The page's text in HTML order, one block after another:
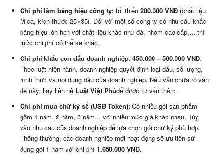
Chi phí làm bảng hiệu công ty: tối thiểu 200.000 VNĐ (chất liệu
Mica, kích thước 25×35). Đối với một số công ty có nhu cầu khắc
bảng hiệu lớn hơn với chất liệu khác như đá, nhôm cao cấp,… thì
mức chi phí có thể sẽ khác.
Chi phí khắc con dấu doanh nghiệp: 450.000 – 500.000 VNĐ.
Theo luật hiện hành, doanh nghiệp quyết định loại dấu, số lượng,
hình thức và nội dung dấu của doanh nghiệp. Nếu vẫn chưa rõ vấn
đề này, hãy liên hệ Luật Việt Phúđể được tư vấn thêm.
Chi phí mua chữ ký số (USB Token): Có nhiều gói sản phẩm
gồm 1 năm, 2 năm, 3 năm,.. với nhiều mức giá khác nhau. Tùy
vào nhu cầu của doanh nghiệp để lựa chọn gói chữ ký phù hợp.
Thông thường, các doanh nghiệp mới hoạt động sẽ ưu tiên sử
dụng gói 1 năm với chi phí 1.650.000 VNĐ.